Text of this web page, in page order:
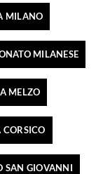
MILANO
MILANESE
MELZO
SAN GIOVANNI